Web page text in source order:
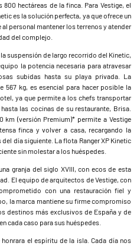
hectáreas de la finca. Para Vestige, el
es la solución perfecta, ya que ofrece un
personal mantener los terrenos y atender
del complejo.
suspensión de largo recorrido del Kinetic,
la potencia necesaria para atravesar
subidas hasta su playa privada. La
567 kg, es esencial para hacer posible la
ya que permite a los chefs transportar
las cocinas de su restaurante, Brisa.
km (versión Premium)* permite a Vestige
finca y volver a casa, recargando la
día siguiente. La flota Ranger XP Kinetic
sin molestar a los huéspedes.
granja del siglo XVIII, con ecos de esta
El equipo de arquitectos de Vestige, con
con una restauración fiel y
la marca mantiene su firme compromiso
destinos más exclusivos de España y de
cada caso para sus huéspedes.
el espíritu de la isla. Cada día nos